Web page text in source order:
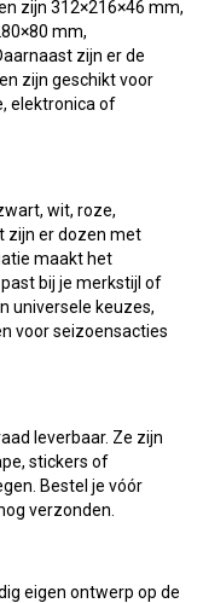
zijn 312×216×46 mm,
mm,
zijn er de
zijn geschikt voor
elektronica of
wit, roze,
zijn er dozen met
maakt het
bij je merkstijl of
universele keuzes,
voor seizoensacties
leverbaar. Ze zijn
stickers of
Bestel je vóór
verzonden.
eigen ontwerp op de